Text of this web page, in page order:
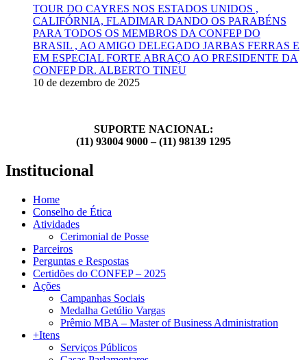
TOUR DO CAYRES NOS ESTADOS UNIDOS ,
CALIFÓRNIA, FLADIMAR DANDO OS PARABÉNS
PARA TODOS OS MEMBROS DA CONFEP DO
BRASIL , AO AMIGO DELEGADO JARBAS FERRAS E
EM ESPECIAL FORTE ABRAÇO AO PRESIDENTE DA
CONFEP DR. ALBERTO TINEU
10 de dezembro de 2025
SUPORTE NACIONAL:
(11) 93004 9000 – (11) 98139 1295
Institucional
Home
Conselho de Ética
Atividades
Cerimonial de Posse
Parceiros
Perguntas e Respostas
Certidões do CONFEP – 2025
Ações
Campanhas Sociais
Medalha Getúlio Vargas
Prêmio MBA – Master of Business Administration
+Itens
Serviços Públicos